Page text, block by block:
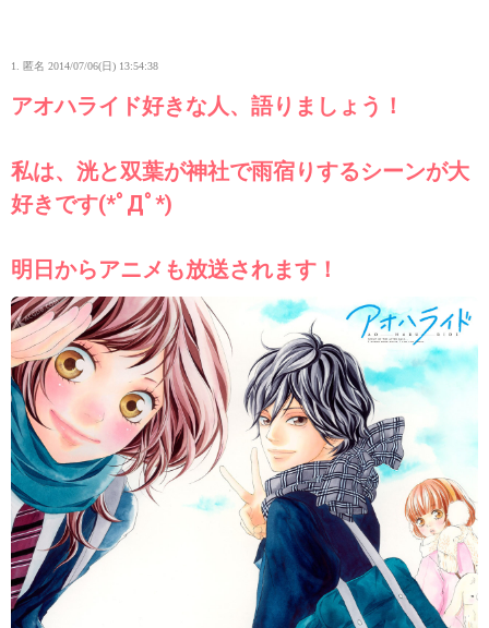
1. 匿名 2014/07/06(日) 13:54:38
アオハライド好きな人、語りましょう！
私は、洸と双葉が神社で雨宿りするシーンが大
好きです(*ﾟДﾟ*)
明日からアニメも放送されます！